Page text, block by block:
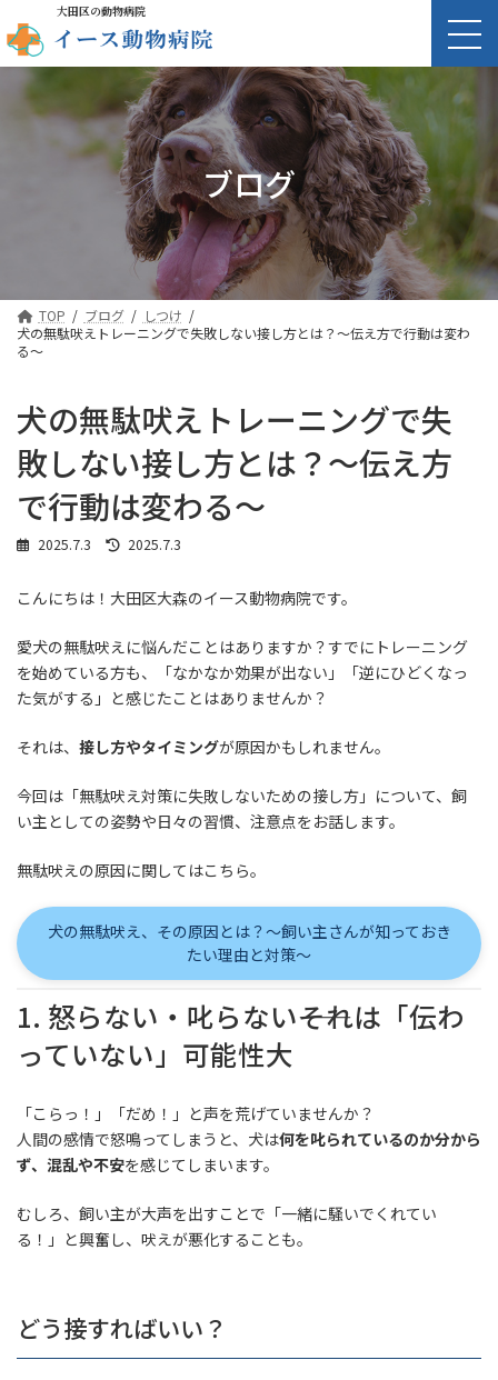
大田区の動物病院
ブログ
TOP ブログ
しつけ
犬の無駄吠えトレーニングで失敗しない接し方とは？〜伝え方で行動は変わ
る〜
犬の無駄吠えトレーニングで失
敗しない接し方とは？〜伝え方
で行動は変わる〜
2025.7.3
最
新
時
:
2025.7.3
こんにちは！大田区大森のイース動物病院です。
愛犬の無駄吠えに悩んだことはありますか？すでにトレーニング
を始めている方も、「なかなか効果が出ない」「逆にひどくなっ
た気がする」と感じたことはありませんか？
それは、 接し方やタイミングが原因かもしれません。
今回は「無駄吠え対策に失敗しないための接し方」について、飼
い主としての姿勢や日々の習慣、注意点をお話します。
無駄吠えの原因に関してはこちら。
犬の無駄吠え、その原因とは？～飼い主さんが知っておき
たい理由と対策～
1. 怒らない・叱らない――それは「伝わ
っていない」可能性大
「こらっ！」「だめ！」と声を荒げていませんか？
人間の感情で怒鳴ってしまうと、犬は何を叱られているのか分から
ず、混乱や不安を感じてしまいます。
むしろ、飼い主が大声を出すことで「一緒に騒いでくれてい
る！」と興奮し、吠えが悪化することも。
どう接すればいい？